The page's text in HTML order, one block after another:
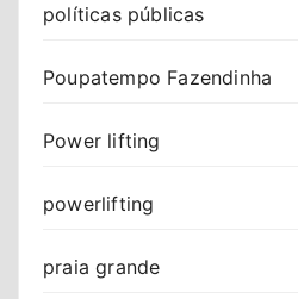
políticas públicas
Poupatempo Fazendinha
Power lifting
powerlifting
praia grande